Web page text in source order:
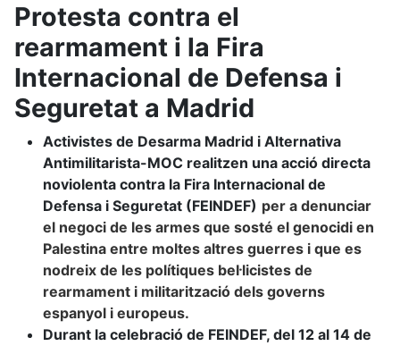
Protesta contra el
rearmament i la Fira
Internacional de Defensa i
Seguretat a Madrid
Activistes de Desarma Madrid i Alternativa
Antimilitarista-MOC realitzen una acció directa
noviolenta contra la Fira Internacional de
Defensa i Seguretat (FEINDEF) per a denunciar
el negoci de les armes que sosté el genocidi en
Palestina entre moltes altres guerres i que es
nodreix de les polítiques bel·licistes de
rearmament i militarització dels governs
espanyol i europeus.
Durant la celebració de FEINDEF, del 12 al 14 de